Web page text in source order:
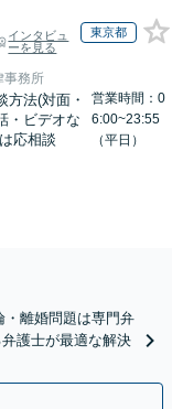
インタビュ
ーを見る
東京都
事務所
方法(対面・
・ビデオな
応相談
営業時間：0
6:00~23:55
（平日）
・離婚問題は専門弁
護士が最適な解決